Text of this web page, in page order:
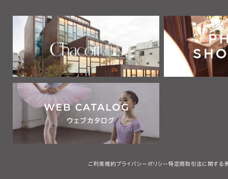
ご利用規約プライバシーポリシー 特定商取引法に関する